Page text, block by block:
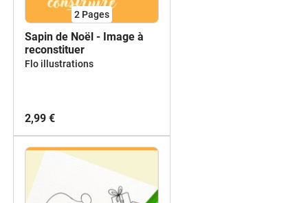
2 Pages
Sapin de Noël - Image à
reconstituer
Flo illustrations
2,99 €